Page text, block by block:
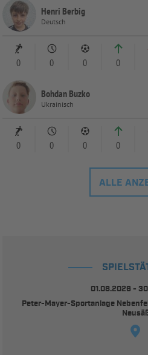
Henri Berbig
Deutsch
0 0 0 0
Bohdan Buzko
Ukrainisch
0 0 0 0
ALLE
01.08.2026 -
Peter-Mayer-Sportanlage